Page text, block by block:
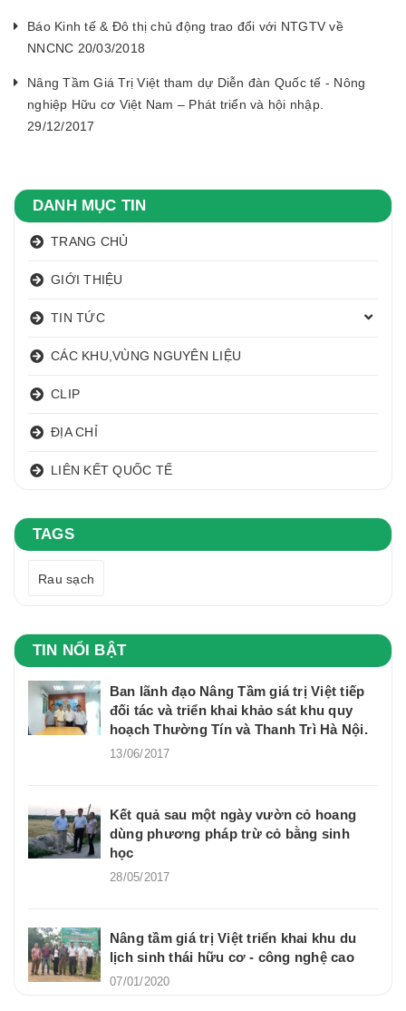
Báo Kinh tế & Đô thị chủ động trao đổi với NTGTV về
NNCNC 20/03/2018
Nâng Tầm Giá Trị Việt tham dự Diễn đàn Quốc tế - Nông
nghiệp Hữu cơ Việt Nam – Phát triển và hội nhập.
29/12/2017
DANH MỤC TIN
TRANG CHỦ
GIỚI THIỆU
TIN TỨC
CÁC KHU,VÙNG NGUYÊN LIỆU
CLIP
ĐỊA CHỈ
LIÊN KẾT QUỐC TẾ
TAGS
Rau sạch
TIN NỔI BẬT
Ban lãnh đạo Nâng Tầm giá trị Việt tiếp
đối tác và triển khai khảo sát khu quy
hoạch Thường Tín và Thanh Trì Hà Nội.
13/06/2017
Kết quả sau một ngày vườn cỏ hoang
dùng phương pháp trừ cỏ bằng sinh
học
28/05/2017
Nâng tầm giá trị Việt triển khai khu du
lịch sinh thái hữu cơ - công nghệ cao
07/01/2020